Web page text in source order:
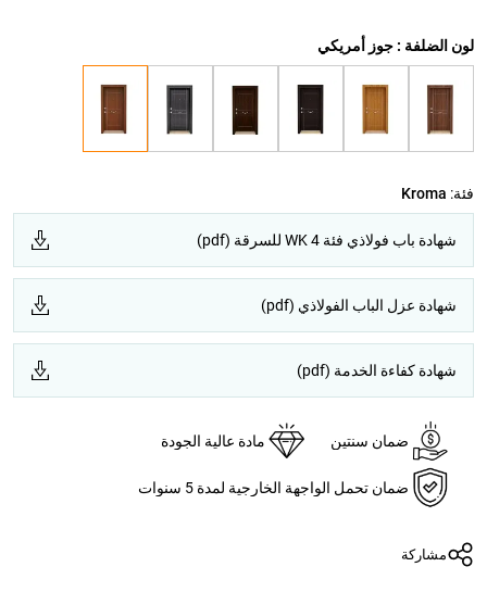
لون الضلفة : جوز أمريكي
فئة: Kroma
شهادة باب فولاذي فئة WK 4 للسرقة (pdf)
شهادة عزل الباب الفولاذي (pdf)
شهادة كفاءة الخدمة (pdf)
ضمان سنتين مادة عالية الجودة
ضمان تحمل الواجهة الخارجية لمدة 5 سنوات
مشاركة